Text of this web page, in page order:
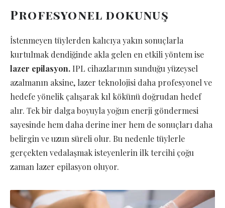
Profesyonel dokunuş
İstenmeyen tüylerden kalıcıya yakın sonuçlarla
kurtulmak dendiğinde akla gelen en etkili yöntem ise
lazer epilasyon. IPL cihazlarının sunduğu yüzeysel
azalmanın aksine, lazer teknolojisi daha profesyonel ve
hedefe yönelik çalışarak kıl kökünü doğrudan hedef
alır. Tek bir dalga boyuyla yoğun enerji göndermesi
sayesinde hem daha derine iner hem de sonuçları daha
belirgin ve uzun süreli olur. Bu nedenle tüylerle
gerçekten vedalaşmak isteyenlerin ilk tercihi çoğu
zaman lazer epilasyon oluyor.